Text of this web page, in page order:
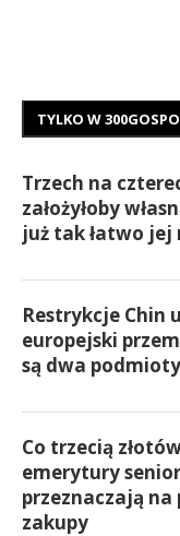
TYLKO W
Trzech na
założyłoby
już tak łatwo jej
Restrykcje Chin
europejski
są dwa
Co trzecią
emerytury
przeznaczają
zakupy